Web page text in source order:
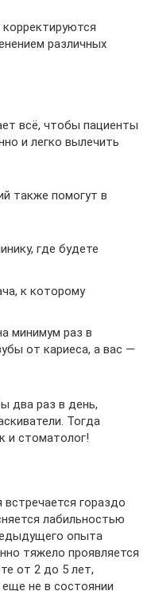
различных
всё, чтобы пациенты
и легко вылечить
также помогут в
где будете
к которому
минимум раз в
от кариеса, а вас —
два раз в день,
Тогда
и стоматолог!
гораздо
лабильностью
опыта
тяжело проявляется
от 2 до 5 лет,
не в состоянии